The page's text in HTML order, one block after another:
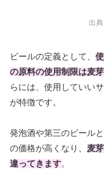
出典
ビールの定義として、
の原料の使用制限は麦
らには、使用していい
が特徴です。
発泡酒や第三のビール
の価格が高くなり、 麦
違ってきます。